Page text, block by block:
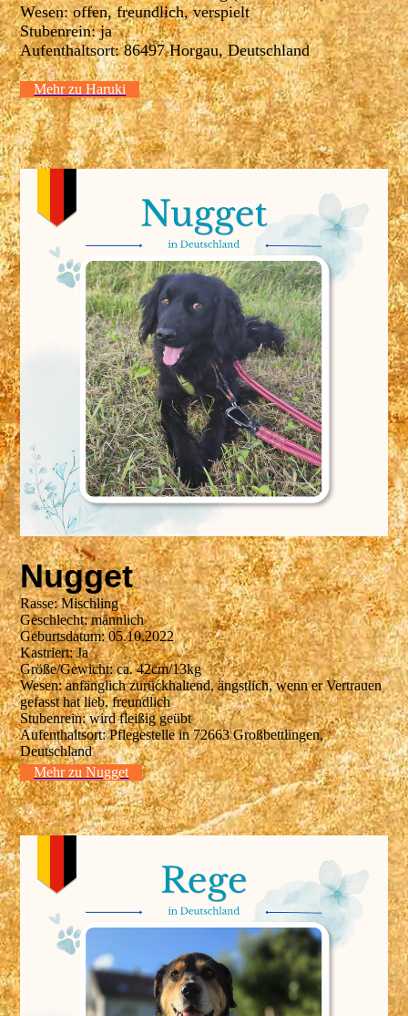
Wesen: offen, freundlich, verspielt
Stubenrein: ja
Aufenthaltsort: 86497 Horgau, Deutschland
Mehr zu Haruki
Nugget
Rasse: Mischling
Geschlecht: männlich
Geburtsdatum: 05.10.2022
Kastriert: Ja
Größe/Gewicht: ca. 42cm/13kg
Wesen: anfänglich zurückhaltend, ängstlich, wenn er Vertrauen
gefasst hat lieb, freundlich
Stubenrein: wird fleißig geübt
Aufenthaltsort: Pflegestelle in 72663 Großbettlingen,
Deutschland
Mehr zu Nugget